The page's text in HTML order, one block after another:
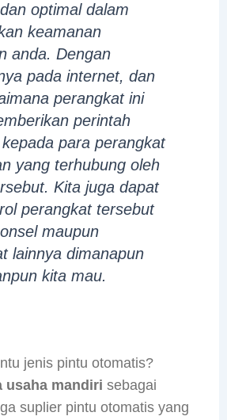
optimal dalam
keamanan
anda. Dengan
pada internet, dan
perangkat ini
perintah
para perangkat
yang terhubung oleh
Kita juga dapat
perangkat tersebut
maupun
lainnya dimanapun
kita mau.
jenis pintu otomatis?
usaha mandiri sebagai
suplier pintu otomatis yang